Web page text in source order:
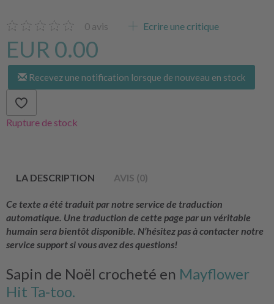
0 avis Ecrire une critique
EUR 0.00
Recevez une notification lorsque de nouveau en stock
Rupture de stock
LA DESCRIPTION AVIS (0)
Ce texte a été traduit par notre service de traduction
automatique. Une traduction de cette page par un véritable
humain sera bientôt disponible. N’hésitez pas à contacter notre
service support si vous avez des questions!
Sapin de Noël crocheté en Mayflower
Hit Ta-too.